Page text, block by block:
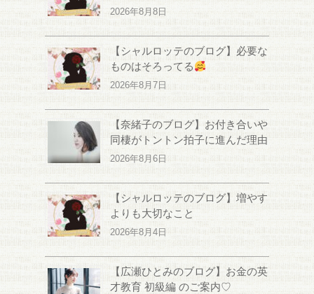
2026年8月8日
【シャルロッテのブログ】必要な
ものはそろってる
2026年8月7日
【奈緒子のブログ】お付き合いや
同棲がトントン拍子に進んだ理由
2026年8月6日
【シャルロッテのブログ】増やす
よりも大切なこと
2026年8月4日
【広瀬ひとみのブログ】お金の英
才教育 初級編 のご案内♡